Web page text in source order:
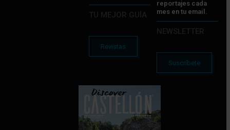
TU MEJOR GUÍA
Revistas
reportajes cada
mes en tu email.
NEWSLETTER
Suscríbete